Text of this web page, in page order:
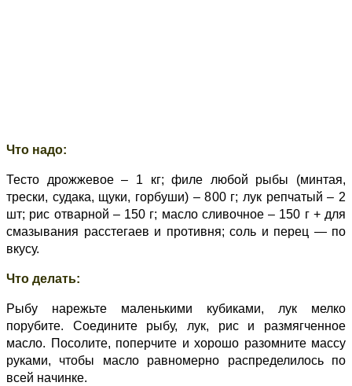
Что надо:
Тесто дрожжевое – 1 кг; филе любой рыбы (минтая,
трески, судака, щуки, горбуши) – 800 г; лук репчатый – 2
шт; рис отварной – 150 г; масло сливочное – 150 г + для
смазывания расстегаев и противня; соль и перец — по
вкусу.
Что делать:
Рыбу нарежьте маленькими кубиками, лук мелко
порубите. Соедините рыбу, лук, рис и размягченное
масло. Посолите, поперчите и хорошо разомните массу
руками, чтобы масло равномерно распределилось по
всей начинке.